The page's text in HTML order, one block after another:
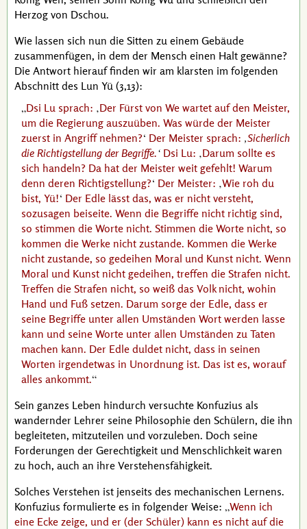
Herzog von Dschou.
Wie lassen sich nun die Sitten zu einem Gebäude
zusammenfügen, in dem der Mensch einen Halt gewänne?
Die Antwort hierauf finden wir am klarsten im folgenden
Abschnitt des Lun Yü (3,13):
Dsi Lu sprach: Der Fürst von We wartet auf den Meister,
um die Regierung auszuüben. Was würde der Meister
zuerst in Angriff nehmen? Der Meister sprach: Sicherlich
die Richtigstellung der Begriffe. Dsi Lu: Darum sollte es
sich handeln? Da hat der Meister weit gefehlt! Warum
denn deren Richtigstellung? Der Meister: Wie roh du
bist, Yü! Der Edle lässt das, was er nicht versteht,
sozusagen beiseite. Wenn die Begriffe nicht richtig sind,
so stimmen die Worte nicht. Stimmen die Worte nicht, so
kommen die Werke nicht zustande. Kommen die Werke
nicht zustande, so gedeihen Moral und Kunst nicht. Wenn
Moral und Kunst nicht gedeihen, treffen die Strafen nicht.
Treffen die Strafen nicht, so weiß das Volk nicht, wohin
Hand und Fuß setzen. Darum sorge der Edle, dass er
seine Begriffe unter allen Umständen Wort werden lasse
kann und seine Worte unter allen Umständen zu Taten
machen kann. Der Edle duldet nicht, dass in seinen
Worten irgendetwas in Unordnung ist. Das ist es, worauf
alles ankommt.
Sein ganzes Leben hindurch versuchte Konfuzius als
wandernder Lehrer seine Philosophie den Schülern, die ihn
begleiteten, mitzuteilen und vorzuleben. Doch seine
Forderungen der Gerechtigkeit und Menschlichkeit waren
zu hoch, auch an ihre Verstehensfähigkeit.
Solches Verstehen ist jenseits des mechanischen Lernens.
Konfuzius formulierte es in folgender Weise: Wenn ich
eine Ecke zeige, und er (der Schüler) kann es nicht auf die